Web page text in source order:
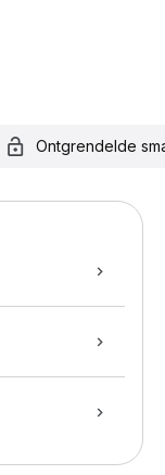
Ontgrendelde